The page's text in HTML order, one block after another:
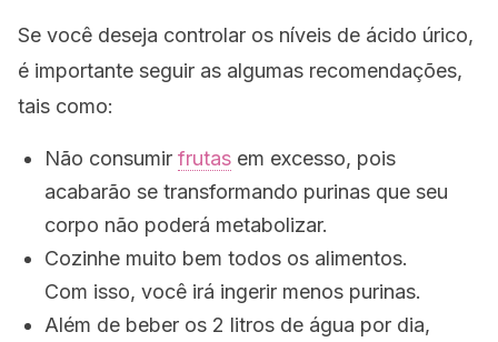
Se você deseja controlar os níveis de ácido úrico,
é importante seguir as algumas recomendações,
tais como:
Não consumir frutas em excesso, pois
acabarão se transformando purinas que seu
corpo não poderá metabolizar.
Cozinhe muito bem todos os alimentos.
Com isso, você irá ingerir menos purinas.
Além de beber os 2 litros de água por dia,